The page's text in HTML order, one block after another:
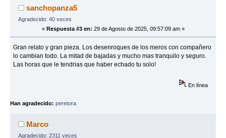
sanchopanza5
Agradecido: 40 veces
« Respuesta #3 en: 29 de Agosto de 2025, 09:57:09 am »
Gran relato y gran pieza. Los desenroques de los meros con compañero
lo cambian todo. La mitad de bajadas y mucho mas tranquilo y seguro.
Las horas que le tendrias que haber echado tu solo!
En línea
Han agradecido: peretora
Marco
Agradecido: 2311 veces